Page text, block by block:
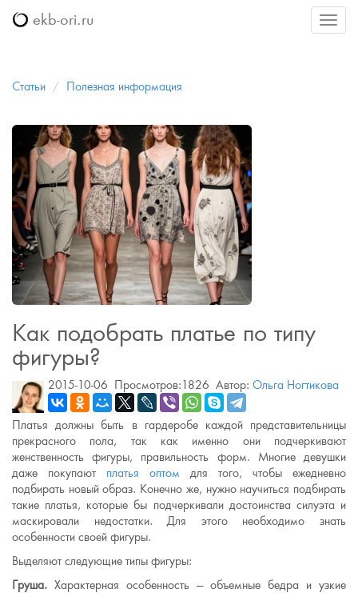
Меню
ekb-ori.ru
Статьи Полезная информация
Как подобрать платье по типу
фигуры?
2015-10-06 Просмотров:1826 Автор: Ольга Ногтикова
Платья должны быть в гардеробе каждой представительницы
прекрасного пола, так как именно они подчеркивают
женственность фигуры, правильность форм. Многие девушки
даже покупают платья оптом для того, чтобы ежедневно
подбирать новый образ. Конечно же, нужно научиться подбирать
такие платья, которые бы подчеркивали достоинства силуэта и
маскировали недостатки. Для этого необходимо знать
особенности своей фигуры.
Выделяют следующие типы фигуры:
Груша. Характерная особенность — объемные бедра и узкие